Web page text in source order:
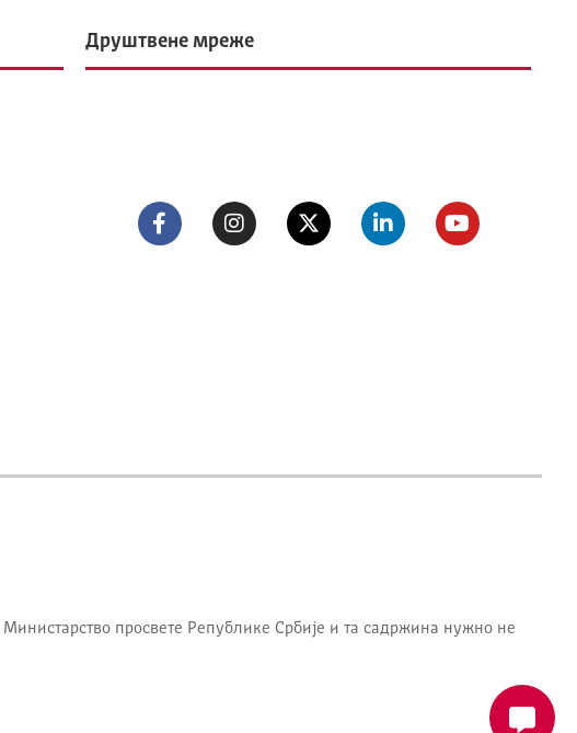
Друштвене мреже
Министарство просвете Републике Србије и та садржина нужно не